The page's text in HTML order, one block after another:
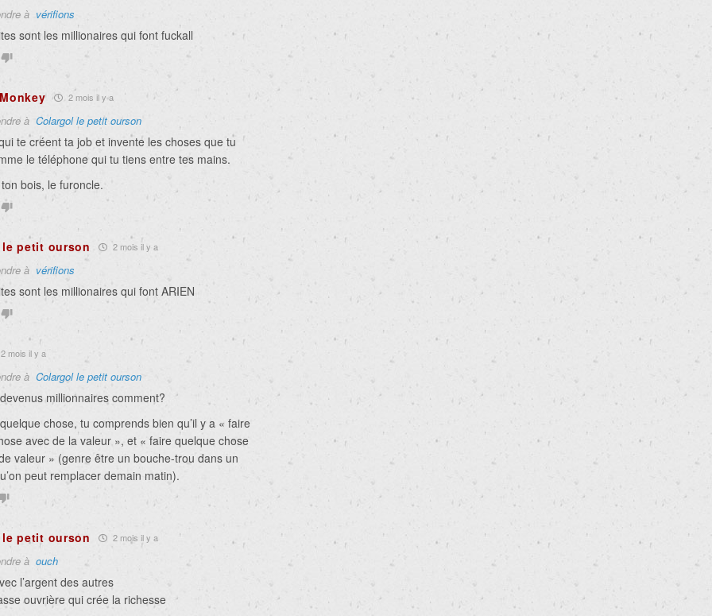
à vérifions
sont les millionaires qui font fuckall
2 mois il y a
à Colargol le petit ourson
te créent ta job et invente les choses que tu
le téléphone qui tu tiens entre tes mains.
bois, le furoncle.
petit ourson 2 mois il y a
à vérifions
sont les millionaires qui font ARIEN
2 mois il y a
à Colargol le petit ourson
millionnaires comment?
chose, tu comprends bien qu’il y a « faire
avec de la valeur », et « faire quelque chose
valeur » (genre être un bouche-trou dans un
peut remplacer demain matin).
petit ourson 2 mois il y a
à ouch
l’argent des autres
ouvrière qui crée la richesse